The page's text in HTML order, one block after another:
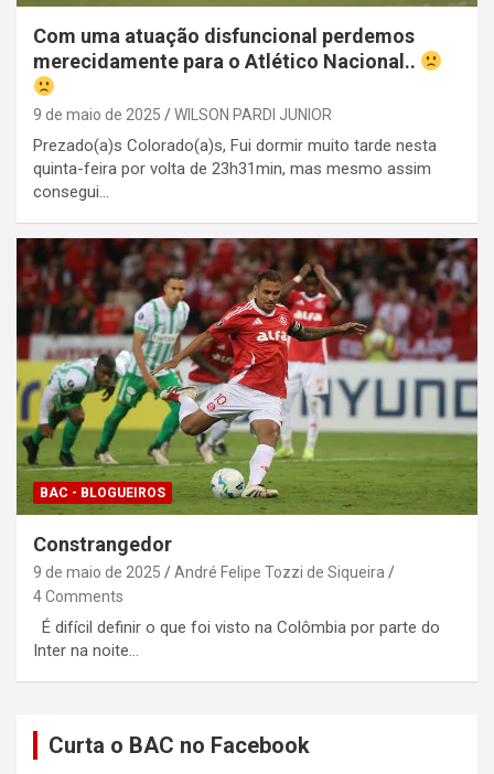
Com uma atuação disfuncional perdemos
merecidamente para o Atlético Nacional..
9 de maio de 2025 WILSON PARDI JUNIOR
Prezado(a)s Colorado(a)s, Fui dormir muito tarde nesta
quinta-feira por volta de 23h31min, mas mesmo assim
consegui…
BAC - BLOGUEIROS
Constrangedor
9 de maio de 2025
André Felipe Tozzi de Siqueira
4 Comments
É difícil definir o que foi visto na Colômbia por parte do
Inter na noite…
Curta o BAC no Facebook